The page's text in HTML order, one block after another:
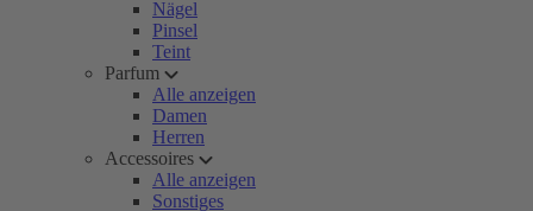
Nägel
Pinsel
Teint
Parfum
Alle anzeigen
Damen
Herren
Accessoires
Alle anzeigen
Sonstiges